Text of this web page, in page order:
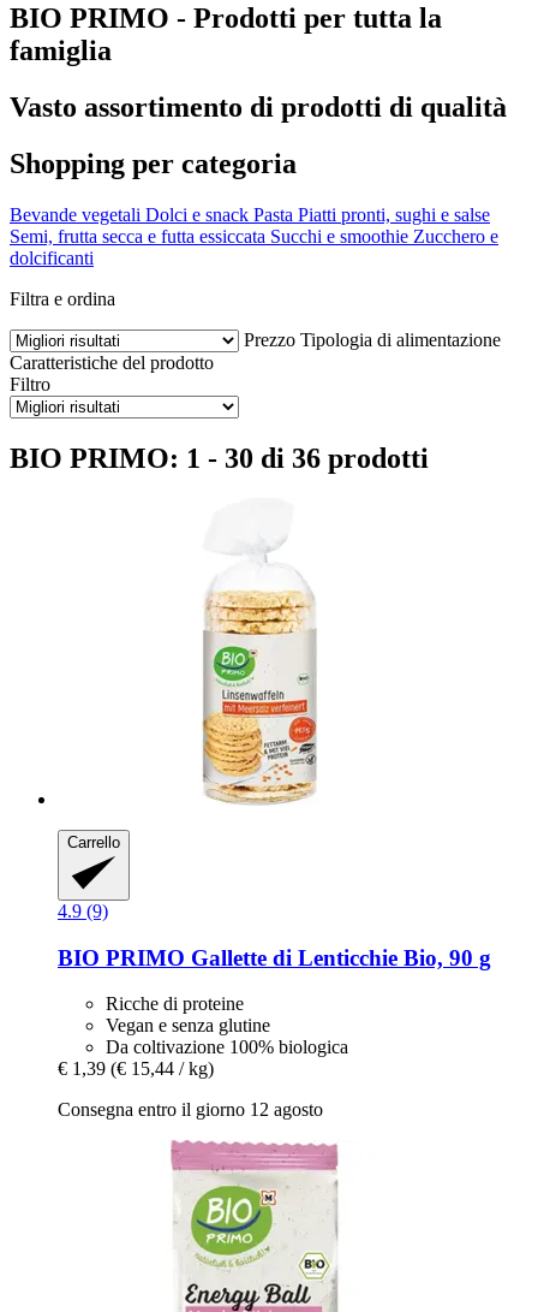
BIO PRIMO - Prodotti per tutta la
famiglia
Vasto assortimento di prodotti di qualità
Shopping per categoria
Bevande vegetali Dolci e snack Pasta Piatti pronti, sughi e salse
Semi, frutta secca e futta essiccata Succhi e smoothie Zucchero e
dolcificanti
Filtra e ordina
Prezzo Tipologia di alimentazione
Caratteristiche del prodotto
Filtro
BIO PRIMO: 1 - 30 di 36 prodotti
Carrello
4.9 (9)
BIO PRIMO Gallette di Lenticchie Bio, 90 g
Ricche di proteine
Vegan e senza glutine
Da coltivazione 100% biologica
€ 1,39 (€ 15,44 / kg)
Consegna entro il giorno 12 agosto